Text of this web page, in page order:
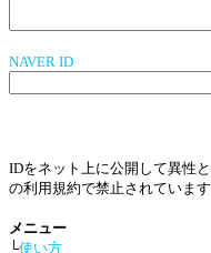
NAVER ID
IDをネット上に公開して異性
の利用規約で禁止されていま
メニュー
└使い方